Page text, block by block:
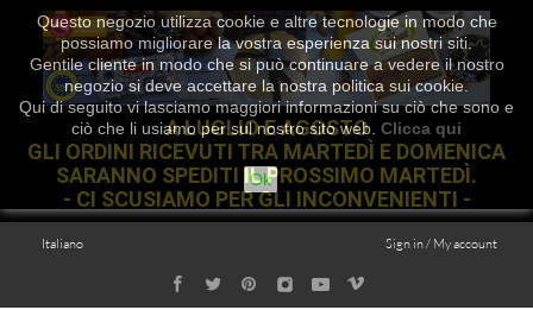
Questo negozio utilizza cookie e altre tecnologie in modo che
possiamo migliorare la vostra esperienza sui nostri siti.
Gentile cliente in modo che si può continuare a vedere il nostro
negozio si deve accettare la nostra politica sui cookie.
Qui di seguito vi lasciamo maggiori informazioni su ciò che sono e
ciò che li usiamo per sul nostro sito web. Clicca qui
Ok
A LUGLIO E AGOSTO
GLI ORDINI RICEVUTI TRA MARTEDÌ E DOMENICA
SARANNO SPEDITI IL PROSSIMO MARTEDÌ.
- CI SCUSIAMO PER GLI INCONVENIENTI -
Sign in / My account
Italiano